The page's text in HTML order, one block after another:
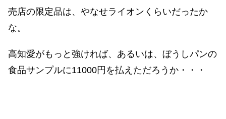
売店の限定品は、やなせライオンくらいだったか
な。
高知愛がもっと強ければ、あるいは、ぼうしパンの
食品サンプルに11000円を払えただろうか・・・